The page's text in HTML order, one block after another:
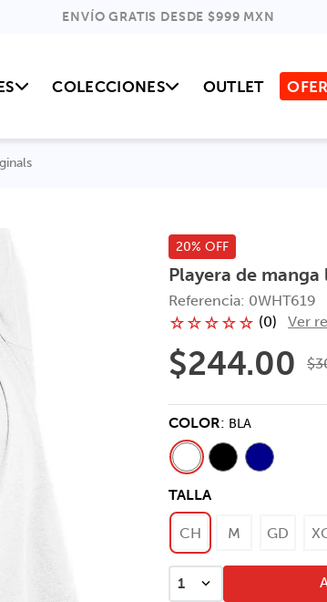
ENVÍO GRATIS DESDE $999 MXN
COLECCIONES OUTLET
20% OFF
Playera de
Referencia: 0WHT619
☆☆☆☆☆ (0) Ver
$244.00 $
COLOR: BLA
TALLA
CH M GD
1